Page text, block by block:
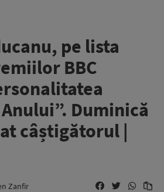
pe lista
BBC
Duminică
câștigătorul |
Zanfir